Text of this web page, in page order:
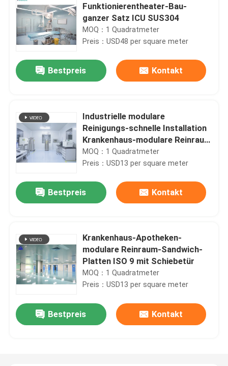
Haus
Produkte
Über uns
Funktionierentheater-Bau-
ganzer Satz ICU SUS304
MOQ：1 Quadratmeter
Preis：USD48 per square meter
Bestpreis Kontakt
Industrielle modulare
Reinigungs-schnelle Installation
Krankenhaus-modulare Reinraum
ISO
MOQ：1 Quadratmeter
Preis：USD13 per square meter
Bestpreis Kontakt
Krankenhaus-Apotheken-
modulare Reinraum-Sandwich-
Platten ISO 9 mit Schiebetür
MOQ：1 Quadratmeter
Preis：USD13 per square meter
Bestpreis Kontakt